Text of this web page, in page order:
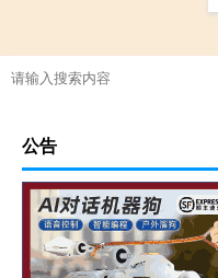
公告